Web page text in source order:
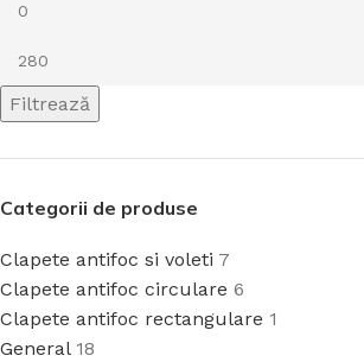
Filtrează
Categorii de produse
Clapete antifoc si voleti 7
Clapete antifoc circulare 6
Clapete antifoc rectangulare 1
General 18